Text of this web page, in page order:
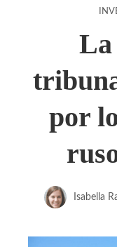
La
por
Isabella